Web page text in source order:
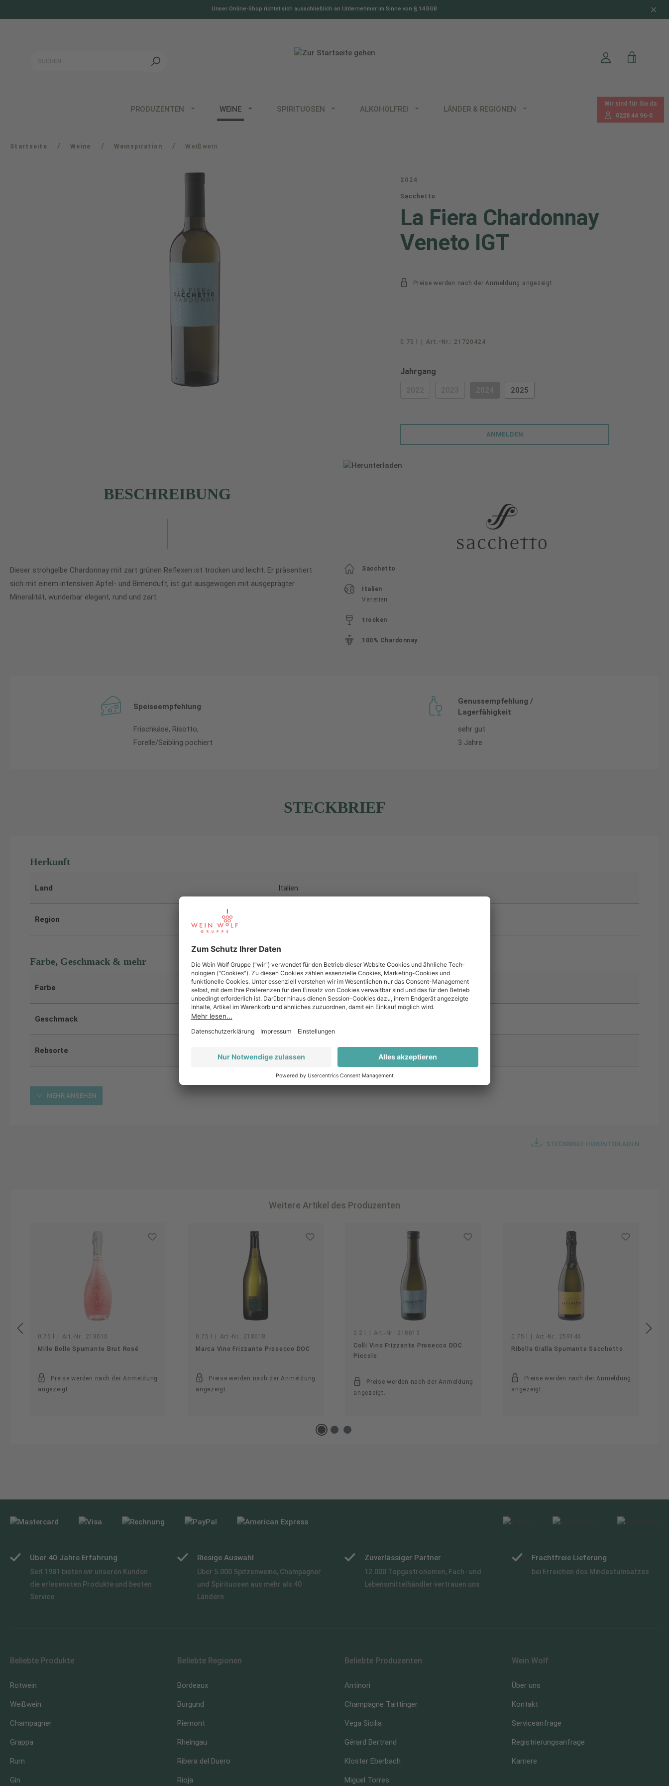
Unser Online-Shop richtet sich ausschließlich an Unternehmer im Sinne von § 14 BGB
PRODUZENTEN WEINE SPIRITUOSEN ALKOHOLFREI LÄNDER & REGIONEN
Wir sind für Sie da
0228 44 96-0
Startseite / Weine / Weinspiration / Weißwein
2024
Sacchetto
La Fiera Chardonnay
Veneto IGT
Preise werden nach der Anmeldung angezeigt.
0.75 l Art.-Nr.: 21720424
Jahrgang
(DIESE OPTION IST ZURZEIT NICHT VERFÜGBAR.)
(DIESE OPTION IST ZURZEIT NICHT VERFÜGBAR.)
(DIESE OPTION IST ZURZEIT NICHT VERFÜGBAR.)
2025
ANMELDEN
BESCHREIBUNG
Dieser strohgelbe Chardonnay mit zart grünen Reflexen ist trocken und leicht. Er präsentiert
sich mit einem intensiven Apfel- und Birnenduft, ist gut ausgewogen mit ausgeprägter
Mineralität, wunderbar elegant, rund und zart.
Sacchetto
Italien
Venetien
trocken
100% Chardonnay
Speiseempfehlung
Frischkäse, Risotto,
Forelle/Saibling pochiert
Genussempfehlung /
Lagerfähigkeit
sehr gut
3 Jahre
STECKBRIEF
Herkunft
Land Italien
Region
Farbe, Geschmack & mehr
Farbe Weiß
Geschmack
Rebsorte
MEHR ANSEHEN
STECKBRIEF HERUNTERLADEN
Weitere Artikel des Produzenten
0.75 l Art.-Nr.: 218010
Mille Bolle Spumante Brut Rosé
Preise werden nach der Anmeldung
angezeigt.
0.75 l Art.-Nr.: 218018
Marca Vino Frizzante Prosecco DOC
Preise werden nach der Anmeldung
angezeigt.
0.2 l Art.-Nr.: 218013
Colli Vino Frizzante Prosecco DOC
Piccolo
Preise werden nach der Anmeldung
angezeigt.
0.75 l Art.-Nr.: 259146
Ribolla Gialla Spumante Sacchetto
Preise werden nach der Anmeldung
angezeigt.
Über 40 Jahre Erfahrung
Seit 1981 bieten wir unseren Kunden
die erlesensten Produkte und besten
Service
Riesige Auswahl
Über 5.000 Spitzenweine, Champagner
und Spirituosen aus mehr als 40
Ländern
Zuverlässiger Partner
12.000 Topgastronomen, Fach- und
Lebensmittelhändler vertrauen uns
Frachtfreie Lieferung
bei Erreichen des Mindestumsatzes
Beliebte Produkte
Rotwein
Weißwein
Champagner
Grappa
Rum
Gin
Beliebte Regionen
Bordeaux
Burgund
Piemont
Rheingau
Ribera del Duero
Rioja
Beliebte Produzenten
Antinori
Champagne Taittinger
Vega Sicilia
Gérard Bertrand
Kloster Eberbach
Miguel Torres
Wein Wolf
Über uns
Kontakt
Serviceanfrage
Registrierungsanfrage
Karriere